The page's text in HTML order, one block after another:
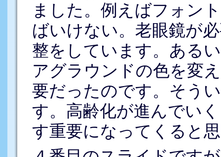
ました。例えばフォン
ばいけない。老眼鏡が
整をしています。ある
アグラウンドの色を変
要だったのです。そう
す。高齢化が進んでい
す重要になってくると